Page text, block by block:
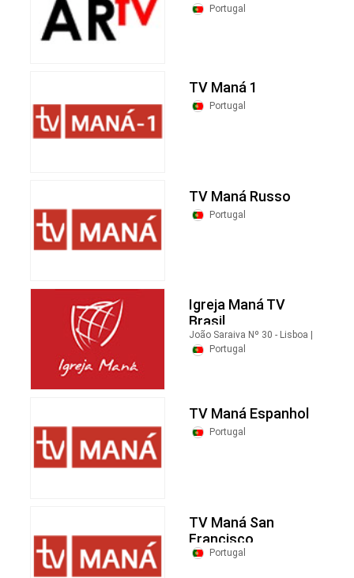
Portugal
TV Maná 1
Portugal
TV Maná Russo
Portugal
Igreja Maná TV
Brasil
João Saraiva Nº 30 - Lisboa |
Portugal
TV Maná Espanhol
Portugal
TV Maná San
Francisco
Portugal